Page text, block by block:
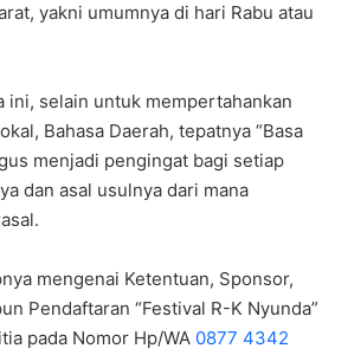
yakni umumnya di hari Rabu atau
ini, selain untuk mempertahankan
Bahasa Daerah, tepatnya “Basa
menjadi pengingat bagi setiap
dan asal usulnya dari mana
mengenai Ketentuan, Sponsor,
Pendaftaran “Festival R-K Nyunda”
pada Nomor Hp/WA 0877 4342